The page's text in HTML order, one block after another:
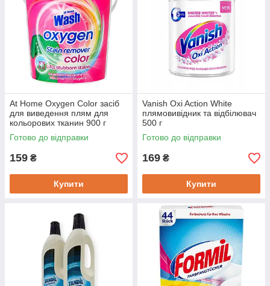
At Home Oxygen Color засіб
для виведення плям для
кольорових тканин 900 г
Готово до відправки
159 ₴
Купити
Vanish Oxi Action White
плямовивідник та відбілювач
500 г
Готово до відправки
169 ₴
Купити